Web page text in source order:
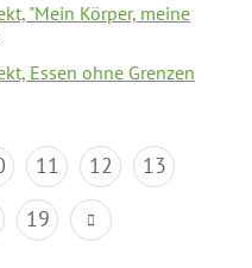
"Mein Körper, meine
Essen ohne Grenzen
11 12
13
19